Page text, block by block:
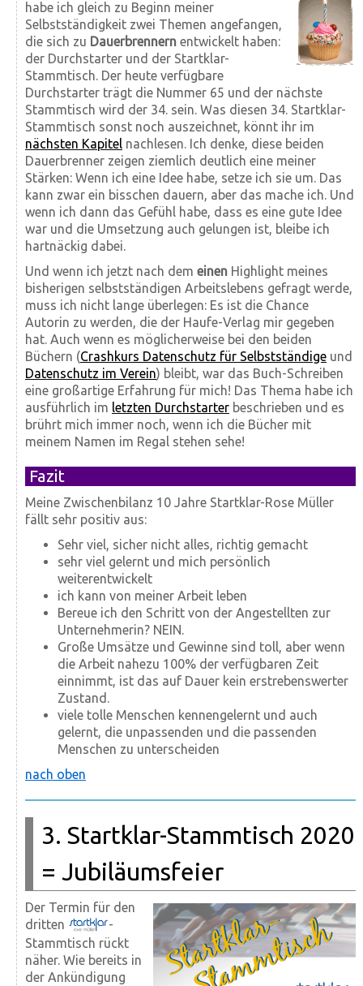
habe ich gleich zu Beginn meiner
Selbstständigkeit zwei Themen angefangen,
die sich zu Dauerbrennern entwickelt haben:
der Durchstarter und der Startklar-
Stammtisch. Der heute verfügbare
Durchstarter trägt die Nummer 65 und der nächste
Stammtisch wird der 34. sein. Was diesen 34. Startklar-
Stammtisch sonst noch auszeichnet, könnt ihr im
nächsten Kapitel nachlesen. Ich denke, diese beiden
Dauerbrenner zeigen ziemlich deutlich eine meiner
Stärken: Wenn ich eine Idee habe, setze ich sie um. Das
kann zwar ein bisschen dauern, aber das mache ich. Und
wenn ich dann das Gefühl habe, dass es eine gute Idee
war und die Umsetzung auch gelungen ist, bleibe ich
hartnäckig dabei.
Und wenn ich jetzt nach dem einen Highlight meines
bisherigen selbstständigen Arbeitslebens gefragt werde,
muss ich nicht lange überlegen: Es ist die Chance
Autorin zu werden, die der Haufe-Verlag mir gegeben
hat. Auch wenn es möglicherweise bei den beiden
Büchern (Crashkurs Datenschutz für Selbstständige und
Datenschutz im Verein) bleibt, war das Buch-Schreiben
eine großartige Erfahrung für mich! Das Thema habe ich
ausführlich im letzten Durchstarter beschrieben und es
brührt mich immer noch, wenn ich die Bücher mit
meinem Namen im Regal stehen sehe!
Fazit
Meine Zwischenbilanz 10 Jahre Startklar-Rose Müller
fällt sehr positiv aus:
Sehr viel, sicher nicht alles, richtig gemacht
sehr viel gelernt und mich persönlich
weiterentwickelt
ich kann von meiner Arbeit leben
Bereue ich den Schritt von der Angestellten zur
Unternehmerin? NEIN.
Große Umsätze und Gewinne sind toll, aber wenn
die Arbeit nahezu 100% der verfügbaren Zeit
einnimmt, ist das auf Dauer kein erstrebenswerter
Zustand.
viele tolle Menschen kennengelernt und auch
gelernt, die unpassenden und die passenden
Menschen zu unterscheiden
nach oben
3. Startklar-Stammtisch 2020
= Jubiläumsfeier
Der Termin für den
dritten
-
Stammtisch rückt
näher. Wie bereits in
der Ankündigung